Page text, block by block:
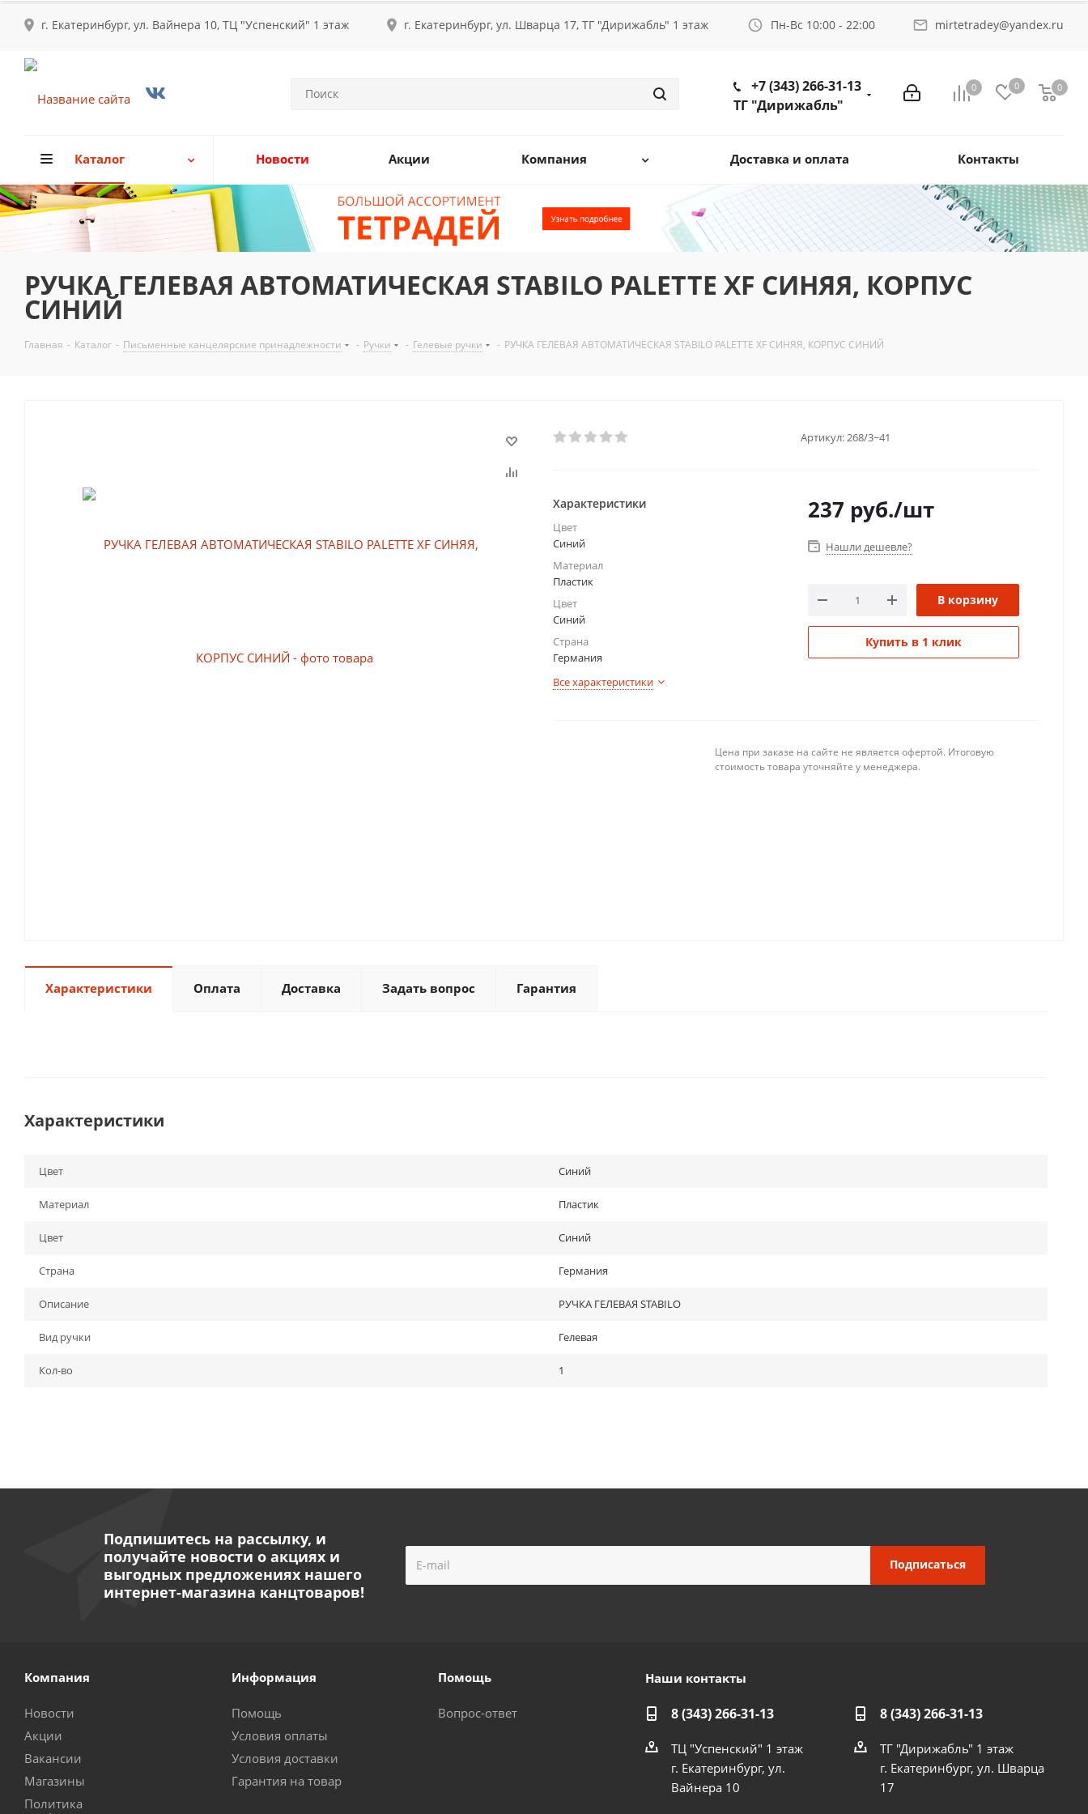
г. Екатеринбург, ул. Вайнера 10, ТЦ "Успенский" 1 этаж г. Екатеринбург, ул. Шварца 17, ТГ "Дирижабль" 1 этаж Пн-Вс 10:00 - 22:00 mirtetradey@yandex.ru
0 0 0
+7 (343) 266-31-13
ТГ "Дирижабль"
Каталог Новости Акции Компания Доставка и оплата Контакты
РУЧКА ГЕЛЕВАЯ АВТОМАТИЧЕСКАЯ STABILO PALETTE XF СИНЯЯ, КОРПУС
СИНИЙ
Главная - Каталог - Письменные канцелярские принадлежности - Ручки - Гелевые ручки - РУЧКА ГЕЛЕВАЯ АВТОМАТИЧЕСКАЯ STABILO PALETTE XF СИНЯЯ, КОРПУС СИНИЙ
Артикул:268/3−41
Характеристики
Цвет
Синий
Материал
Пластик
Цвет
Синий
Страна
Германия
Все характеристики
237 руб./шт
Нашли дешевле?
В корзину
Купить в 1 клик
Цена при заказе на сайте не является офертой. Итоговую
стоимость товара уточняйте у менеджера.
Характеристики Оплата Доставка Задать вопрос Гарантия
Характеристики
Цвет Синий
Материал Пластик
Цвет Синий
Страна Германия
Описание РУЧКА ГЕЛЕВАЯ STABILO
Вид ручки Гелевая
Кол-во 1
Подпишитесь на рассылку, и
получайте новости о акциях и
выгодных предложениях нашего
интернет-магазина канцтоваров!
Компания
Новости
Акции
Вакансии
Магазины
Политика
Информация
Помощь
Условия оплаты
Условия доставки
Гарантия на товар
Помощь
Вопрос-ответ
Наши контакты
8 (343) 266-31-13
ТЦ "Успенский" 1 этаж
г. Екатеринбург, ул.
Вайнера 10
8 (343) 266-31-13
ТГ "Дирижабль" 1 этаж
г. Екатеринбург, ул. Шварца
17